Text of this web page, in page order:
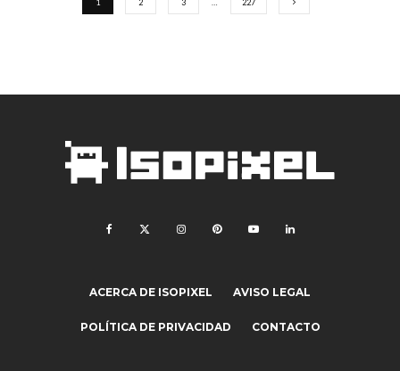
1 2 3 227
ACERCA DE ISOPIXEL AVISO LEGAL
POLÍTICA DE PRIVACIDAD CONTACTO